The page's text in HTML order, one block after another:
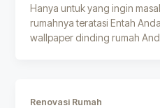
Hanya untuk yang ingin
rumahnya teratasi Entah
wallpaper dinding rumah
Renovasi Rumah